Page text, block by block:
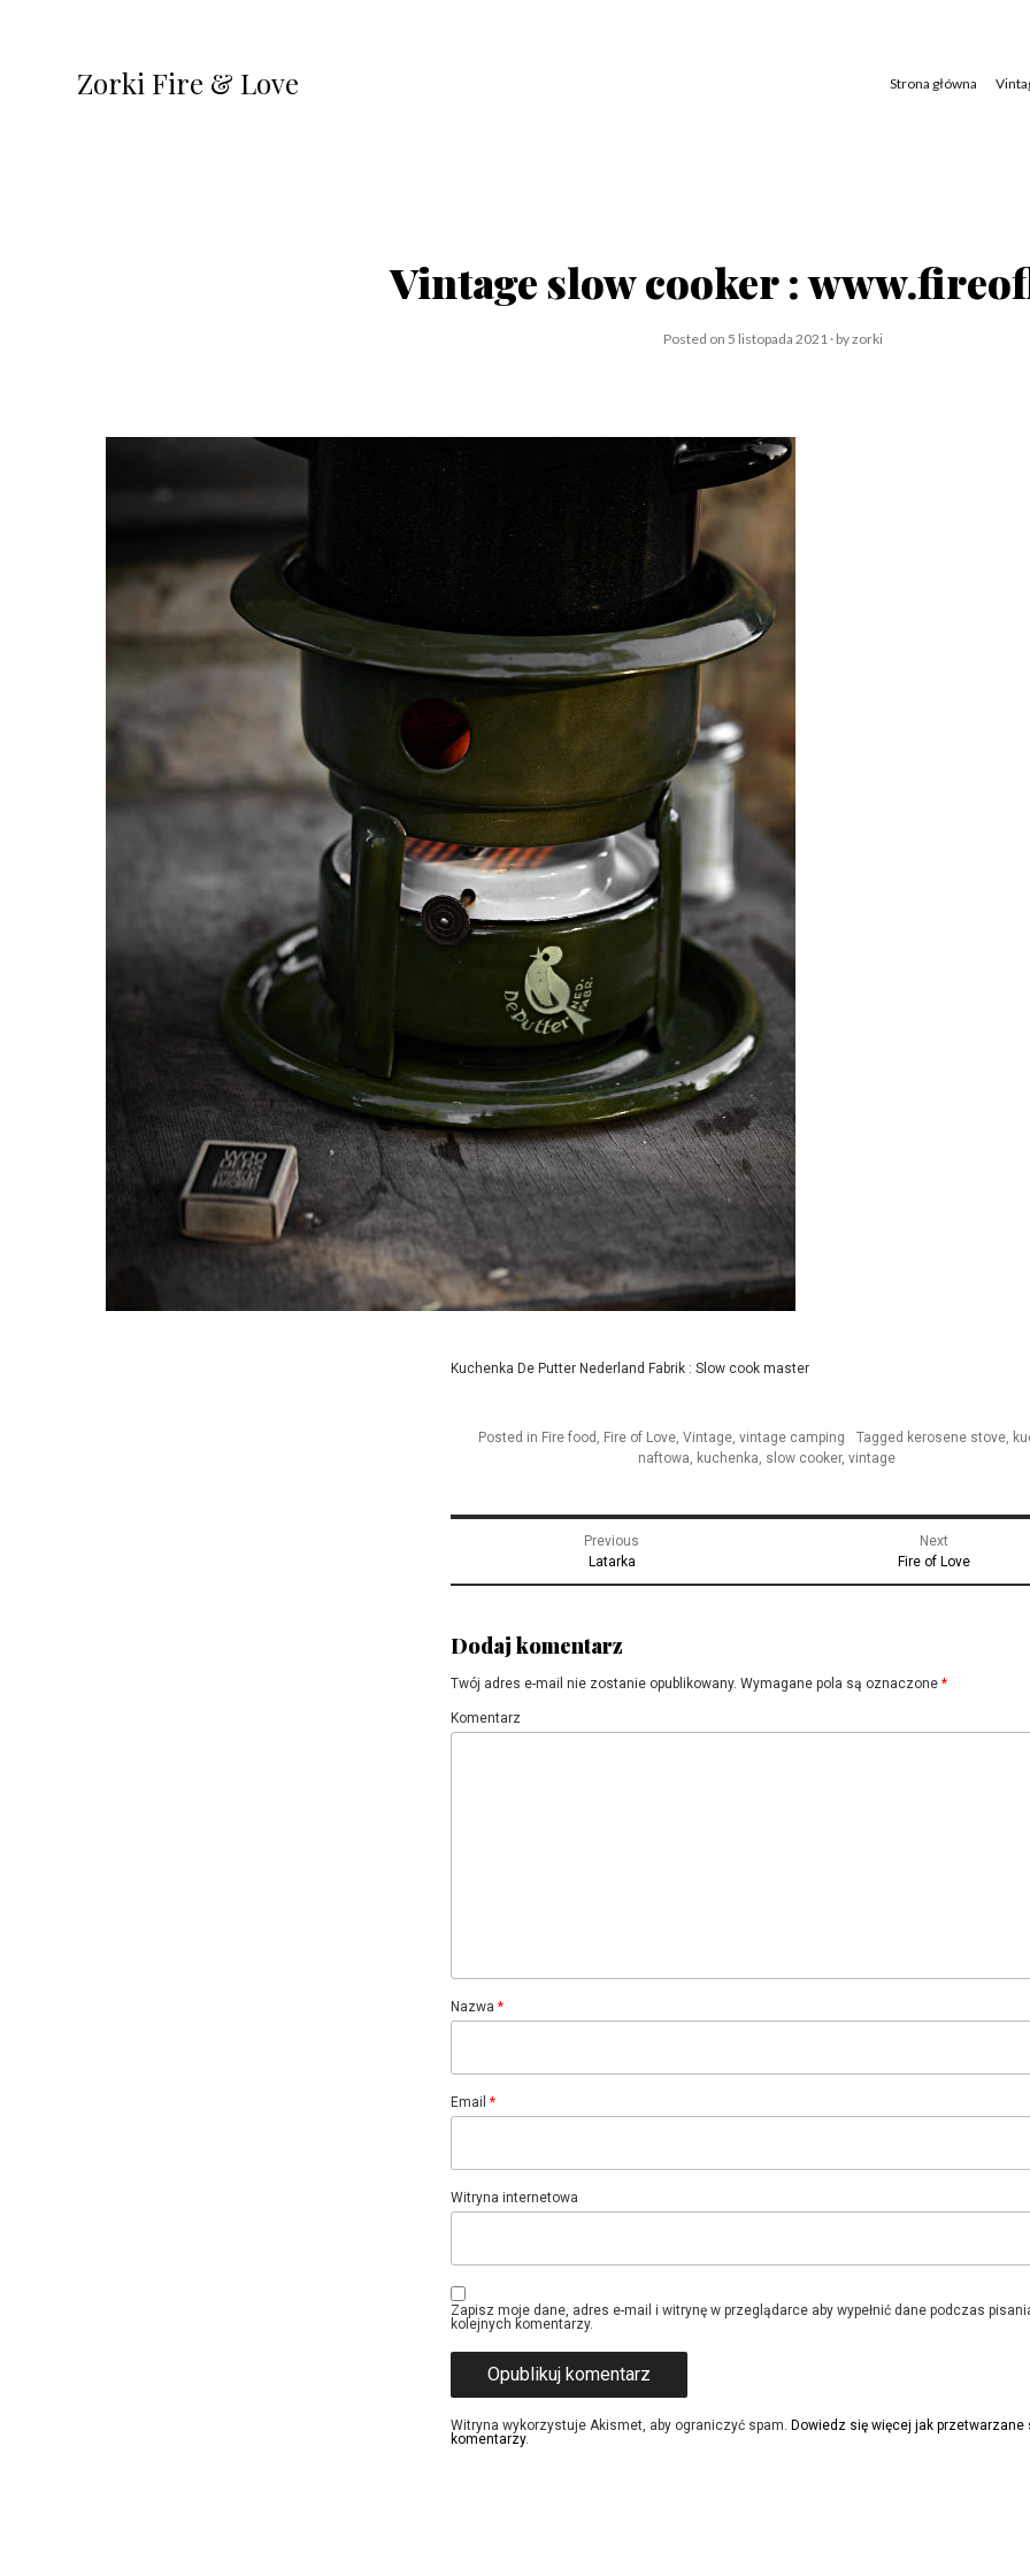
Zorki Fire & Love Strona główna
Vintage slow cooker :
Posted on 5 listopada 2021 byzorki
Kuchenka De Putter Nederland Fabrik : Slow cook master
Posted in Fire food , Fire of Love, Vintage, vintage camping Tagged kerosene stove,
naftowa, kuchenka, slow cooker, vintage
Previous
Previous
post:
Latarka
Next
Next
post:
Fire of Love
Dodaj komentarz
Twój adres e-mail nie zostanie opublikowany. Wymagane pola są oznaczone *
Komentarz
Nazwa *
Email *
Witryna internetowa
Zapisz moje dane, adres e-mail i witrynę w przeglądarce aby wypełnić dane podczas
kolejnych komentarzy.
Witryna wykorzystuje Akismet, aby ograniczyć spam. Dowiedz się więcej jak przetwarzane
komentarzy.